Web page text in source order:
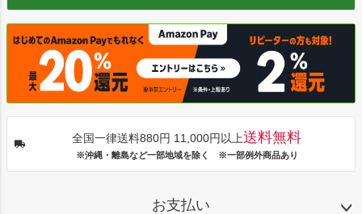
全国一律送料880円 11,000円以上送料無料
※沖縄・離島など一部地域を除く ※一部例外商品あり
お支払い